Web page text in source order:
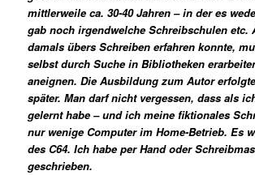
mittlerweile ca. 30-40 Jahren – in der es
gab noch irgendwelche Schreibschulen etc.
damals übers Schreiben erfahren konnte,
selbst durch Suche in Bibliotheken
aneignen. Die Ausbildung zum Autor
später. Man darf nicht vergessen, dass als
gelernt habe – und ich meine fiktionales
nur wenige Computer im Home-Betrieb. Es
des C64. Ich habe per Hand oder
geschrieben.